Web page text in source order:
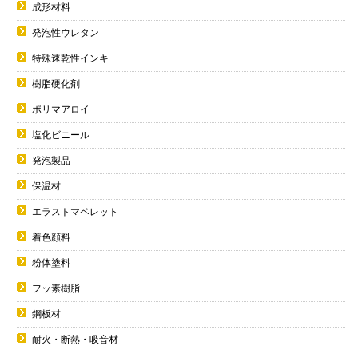
成形材料
発泡性ウレタン
特殊速乾性インキ
樹脂硬化剤
ポリマアロイ
塩化ビニール
発泡製品
保温材
エラストマペレット
着色顔料
粉体塗料
フッ素樹脂
鋼板材
耐火・断熱・吸音材